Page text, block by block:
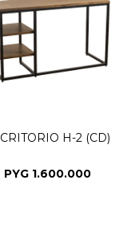
H-2 (CD)
PYG 1.600.000